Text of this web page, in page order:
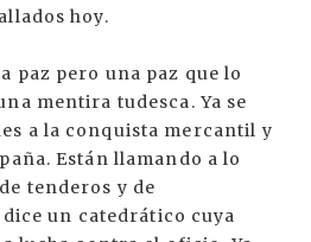
hoy.
paz pero una paz que lo
mentira tudesca. Ya se
a la conquista mercantil y
Están llamando a lo
tenderos y de
un catedrático cuya